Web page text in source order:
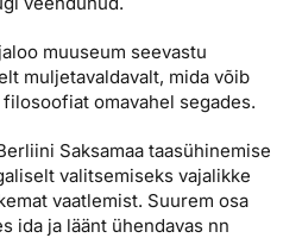
muuseum seevastu
muljetavaldavalt, mida võib
omavahel segades.
Saksamaa taasühinemise
valitsemiseks vajalikke
vaatlemist. Suurem osa
ida ja läänt ühendavas nn